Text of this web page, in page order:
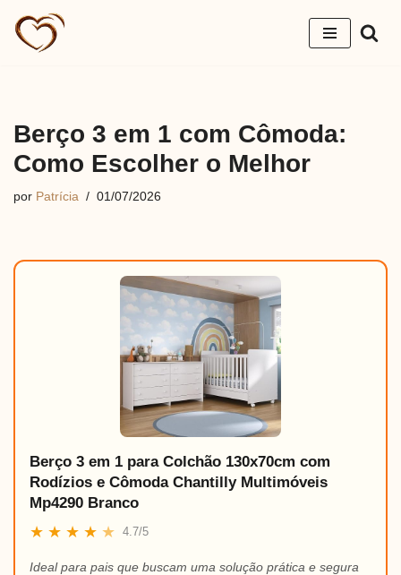
Pular
Berço 3 em 1 com Cômoda:
Como Escolher o Melhor
por Patrícia 01/07/2026
Berço 3 em 1 para Colchão 130x70cm com
Rodízios e Cômoda Chantilly Multimóveis
Mp4290 Branco
★ ★ ★ ★ ★ 4.7/5
Ideal para pais que buscam uma solução prática e segura